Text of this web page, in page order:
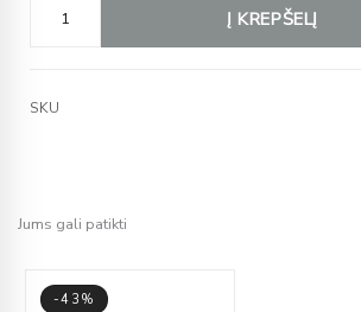
Į KREPŠELĮ
SKU
Jums gali patikti
-43%